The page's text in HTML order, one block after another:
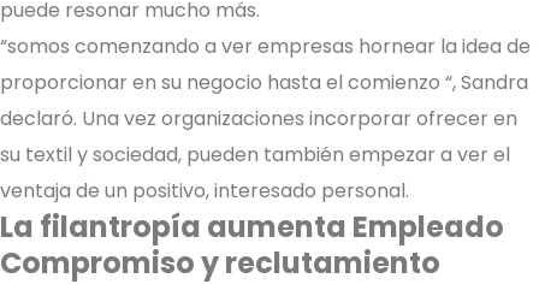
puede resonar mucho más.
“somos comenzando a ver empresas hornear la idea de
proporcionar en su negocio hasta el comienzo “, Sandra
declaró. Una vez organizaciones incorporar ofrecer en
su textil y sociedad, pueden también empezar a ver el
ventaja de un positivo, interesado personal.
La filantropía aumenta Empleado
Compromiso y reclutamiento